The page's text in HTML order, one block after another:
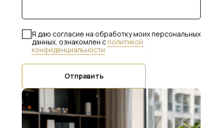
Я даю согласие на обработку моих персональных
данных, ознакомлен сполитикой
конфиденциальности
Отправить